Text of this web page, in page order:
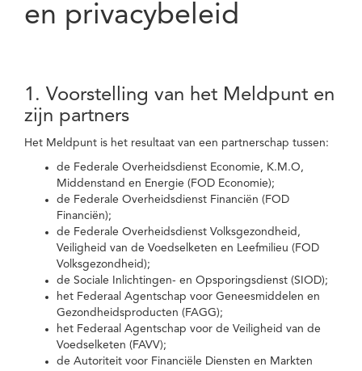
en privacybeleid
1. Voorstelling van het Meldpunt en
zijn partners
Het Meldpunt is het resultaat van een partnerschap tussen:
de Federale Overheidsdienst Economie, K.M.O,
Middenstand en Energie (FOD Economie);
de Federale Overheidsdienst Financiën (FOD
Financiën);
de Federale Overheidsdienst Volksgezondheid,
Veiligheid van de Voedselketen en Leefmilieu (FOD
Volksgezondheid);
de Sociale Inlichtingen- en Opsporingsdienst (SIOD);
het Federaal Agentschap voor Geneesmiddelen en
Gezondheidsproducten (FAGG);
het Federaal Agentschap voor de Veiligheid van de
Voedselketen (FAVV);
de Autoriteit voor Financiële Diensten en Markten